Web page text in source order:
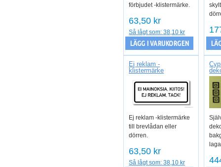
förbjudet -klistermärke.
63,50 kr
Så lågt som: 38,10 kr
LÄGG I VARUKORGEN
Ej reklam -
klistermärke
Ej reklam -klistermärke
till brevlådan eller
dörren.
63,50 kr
Så lågt som: 38,10 kr